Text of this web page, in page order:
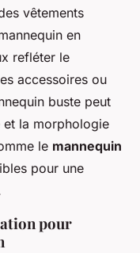
vêtements
en
refléter le
accessoires ou
buste peut
et la morphologie
le mannequin
pour une
pour